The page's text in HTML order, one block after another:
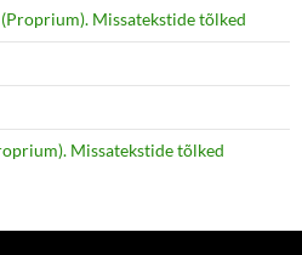
Missatekstide tõlked
Missatekstide tõlked